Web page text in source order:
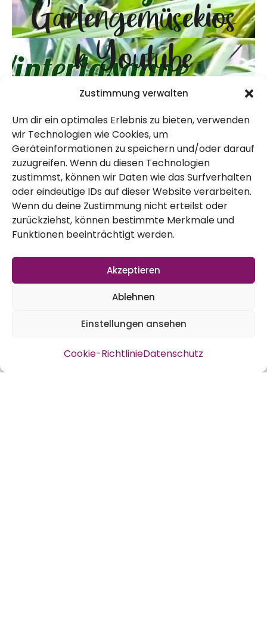
Zustimmung verwalten
Um dir ein optimales Erlebnis zu bieten, verwenden
wir Technologien wie Cookies, um
Geräteinformationen zu speichern und/oder darauf
zuzugreifen. Wenn du diesen Technologien
zustimmst, können wir Daten wie das Surfverhalten
oder eindeutige IDs auf dieser Website verarbeiten.
Wenn du deine Zustimmung nicht erteilst oder
zurückziehst, können bestimmte Merkmale und
Funktionen beeinträchtigt werden.
Akzeptieren
Ablehnen
Einstellungen ansehen
Cookie-RichtlinieDatenschutz
Gartengemüsekios
k Youtube
Dezember 6, 2014
Es gibt ein neues Video im
Gartengemüsekiosk.
adaptieren. Unsere Version hier ist eine
Lasagne mit Pastinake, Schwarzwurzel und